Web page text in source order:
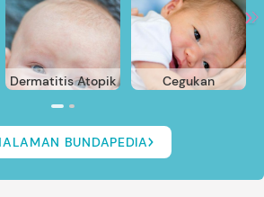
Dermatitis Atopik Cegukan
BUNDAPEDIA